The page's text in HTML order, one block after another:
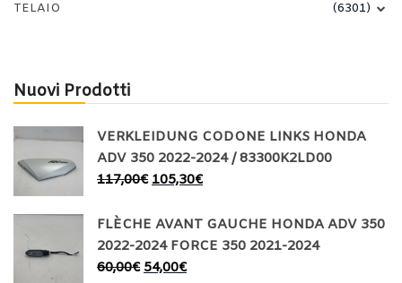
TELAIO
(6301)
Nuovi Prodotti
VERKLEIDUNG CODONE LINKS HONDA
ADV 350 2022-2024 / 83300K2LD00
117,00€ 105,30€
FLÈCHE AVANT GAUCHE HONDA ADV 350
2022-2024 FORCE 350 2021-2024
60,00€ 54,00€